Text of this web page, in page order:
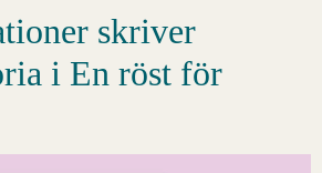
skriver
i En röst för